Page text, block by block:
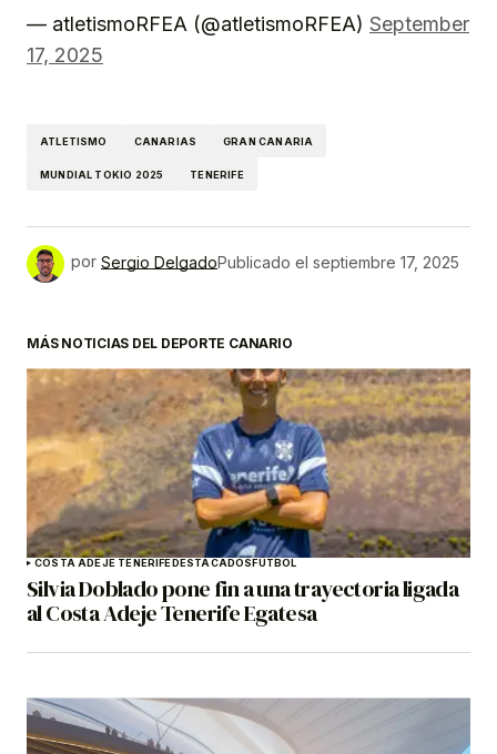
— atletismoRFEA (@atletismoRFEA) September
17, 2025
ATLETISMO CANARIAS GRAN CANARIA
MUNDIAL TOKIO 2025 TENERIFE
por Sergio DelgadoPublicado el septiembre 17, 2025
MÁS NOTICIAS DEL DEPORTE CANARIO
COSTA ADEJE TENERIFE DESTACADOS FÚTBOL
Silvia Doblado pone fin a una trayectoria ligada
al Costa Adeje Tenerife Egatesa